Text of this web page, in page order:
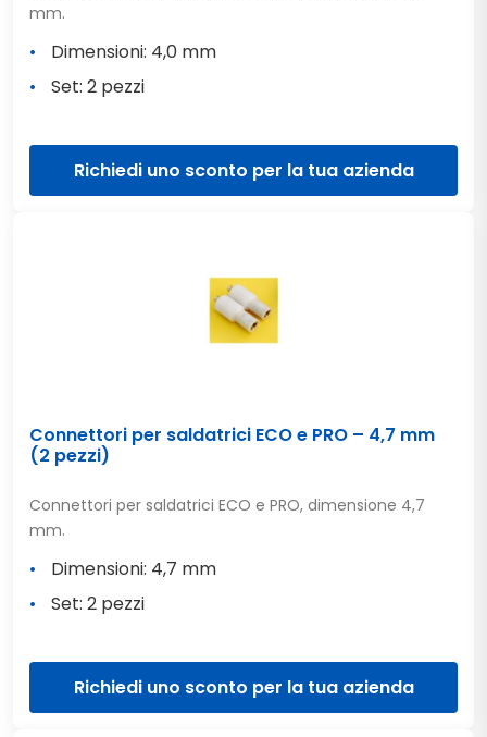
mm.
Dimensioni: 4,0 mm
Set: 2 pezzi
Richiedi uno sconto per la tua azienda
Connettori per saldatrici ECO e PRO – 4,7 mm
(2 pezzi)
Connettori per saldatrici ECO e PRO, dimensione 4,7
mm.
Dimensioni: 4,7 mm
Set: 2 pezzi
Richiedi uno sconto per la tua azienda